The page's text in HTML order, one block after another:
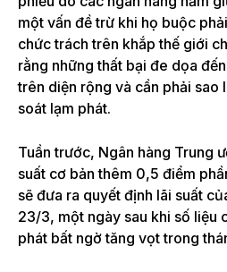
một vấn đề trừ khi họ buộc
chức trách trên khắp thế giới
rằng những thất bại đe dọa
trên diện rộng và cần phải sao
soát lạm phát.
Tuần trước, Ngân hàng Trung
suất cơ bản thêm 0,5 điểm
sẽ đưa ra quyết định lãi suất
23/3, một ngày sau khi số liệu
phát bất ngờ tăng vọt trong